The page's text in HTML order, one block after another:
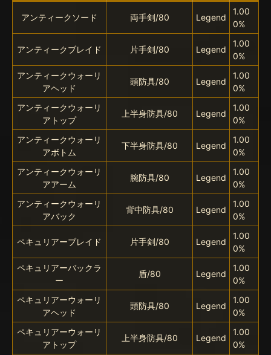
アンティークソード 両手剣/80 Legend
1.00
0%
アンティークブレイド 片手剣/80 Legend
1.00
0%
アンティークウォーリ
アヘッド
頭防具/80 Legend
1.00
0%
アンティークウォーリ
アトップ
上半身防具/80 Legend
1.00
0%
アンティークウォーリ
アボトム
下半身防具/80 Legend
1.00
0%
アンティークウォーリ
アアーム
腕防具/80 Legend
1.00
0%
アンティークウォーリ
アバック
背中防具/80 Legend
1.00
0%
ペキュリアーブレイド 片手剣/80 Legend
1.00
0%
ペキュリアーバックラ
ー
盾/80 Legend
1.00
0%
ペキュリアーウォーリ
アヘッド
頭防具/80 Legend
1.00
0%
ペキュリアーウォーリ
アトップ
上半身防具/80 Legend
1.00
0%